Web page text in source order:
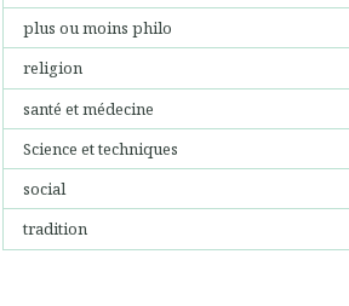
plus ou moins philo
religion
santé et médecine
Science et techniques
social
tradition